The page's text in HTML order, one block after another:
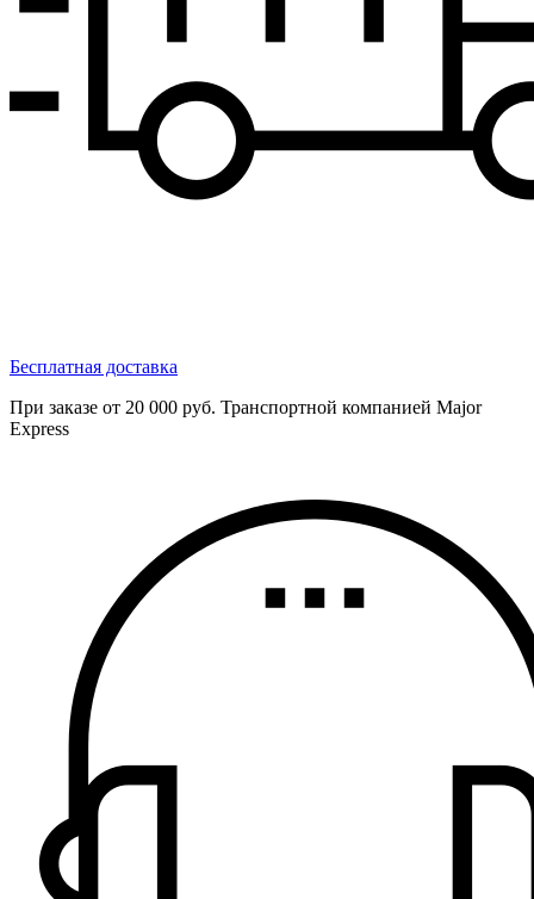
Бесплатная доставка
При заказе от 20 000 руб. Транспортной компанией Major
Express